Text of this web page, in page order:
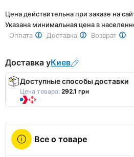
Цена действительна при заказе на
Указана минимальная цена в
Оплата
Доставка Возврат
Доставка уКиев
Доступные способы доставки
Цена товара: 292.1 грн
Все о товаре